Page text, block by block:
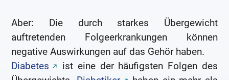
Aber: Die durch starkes Übergewicht
auftretenden Folgeerkrankungen können
negative Auswirkungen auf das Gehör haben.
Diabetes
ist eine der häufigsten Folgen des